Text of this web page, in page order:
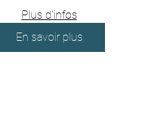
Plus d'infos
En savoir plus